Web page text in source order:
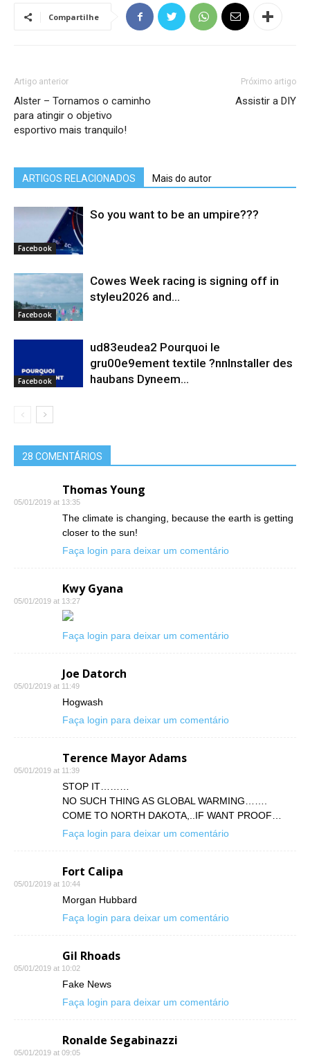
Compartilhe
Artigo anterior
Alster – Tornamos o caminho
para atingir o objetivo
esportivo mais tranquilo!
Próximo artigo
Assistir a DIY
ARTIGOS RELACIONADOS Mais do autor
Facebook
So you want to be an umpire???
Facebook
Cowes Week racing is signing off in
styleu2026 and...
Facebook
ud83eudea2 Pourquoi le
gru00e9ement textile ?nnInstaller des
haubans Dyneem…
28 COMENTÁRIOS
Thomas Young
05/01/2019 at 13:35
The climate is changing, because the earth is getting
closer to the sun!
Faça login para deixar um comentário
Kwy Gyana
05/01/2019 at 13:27
Faça login para deixar um comentário
Joe Datorch
05/01/2019 at 11:49
Hogwash
Faça login para deixar um comentário
Terence Mayor Adams
05/01/2019 at 11:39
STOP IT………
NO SUCH THING AS GLOBAL WARMING…….
COME TO NORTH DAKOTA,..IF WANT PROOF…
Faça login para deixar um comentário
Fort Calipa
05/01/2019 at 10:44
Morgan Hubbard
Faça login para deixar um comentário
Gil Rhoads
05/01/2019 at 10:02
Fake News
Faça login para deixar um comentário
Ronalde Segabinazzi
05/01/2019 at 09:05